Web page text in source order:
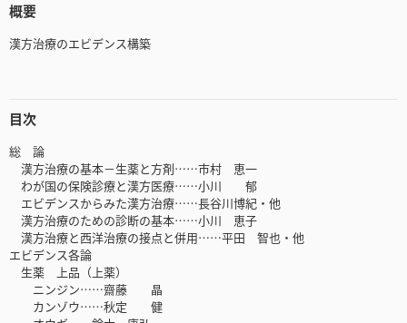
概要
漢方治療のエビデンス構築
目次
総 論
漢方治療の基本－生薬と方剤……市村 恵一
わが国の保険診療と漢方医療……小川 郁
エビデンスからみた漢方治療……長谷川博紀・他
漢方治療のための診断の基本……小川 恵子
漢方治療と西洋治療の接点と併用……平田 智也・他
エビデンス各論
生薬 上品（上薬）
ニンジン……齋藤 晶
カンゾウ……秋定 健